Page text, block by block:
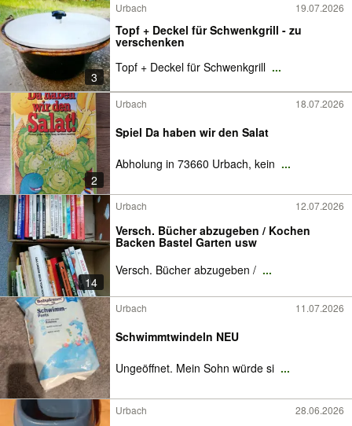
3
Urbach 19.07.2026
Topf + Deckel für Schwenkgrill - zu
verschenken
Topf + Deckel für Schwenkgrill ...
2
Urbach 18.07.2026
Spiel Da haben wir den Salat
Abholung in 73660 Urbach, kein ...
14
Urbach 12.07.2026
Versch. Bücher abzugeben / Kochen
Backen Bastel Garten usw
Versch. Bücher abzugeben / ...
Urbach 11.07.2026
Schwimmtwindeln NEU
Ungeöffnet. Mein Sohn würde si ...
Urbach 28.06.2026